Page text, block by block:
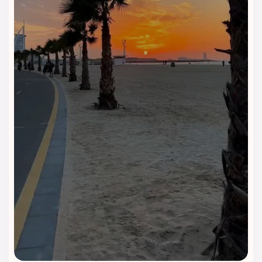
• اینترنت رایگان: دسترسی به اینترنت پرسرعت در تمامی اتاق‌ها
برای مهمانان به‌صورت رایگان فراهم است.
• مینی‌بار:
اتاق‌ها دارای مینی‌بار با انواع نوشیدنی‌های سرد و گرم
برای راحتی بیشتر مهمانان هستند.
• حمام‌های لوکس با تجهیزات پیشرفته: حمام‌های اتاق‌ها با
تجهیزات مدرن و امکانات رفاهی از جمله لوازم بهداشتی برند و وان
یا دوش شیک طراحی شده‌اند.
این ویژگی‌ها باعث شده‌اند که هتل سورینت مریم کیش به‌عنوان
یکی از بهترین هتل‌های جزیره کیش شناخته شود و مهمانان
تجربه‌ای راحت و خاطره‌انگیز از اقامت خود داشته باشند.
رستوران لوکس با منوی متنوع ایرانی
و بین‌المللی
رستوران اصلی هتل با فضایی زیبا و آرامش‌بخش، انواع غذاهای
ایرانی، دریایی و فرنگی را با کیفیتی عالی و توسط سرآشپزهای
حرفه‌ای ارائه می‌دهد. صبحانه نیز به‌صورت بوفه کامل با آیتم‌های